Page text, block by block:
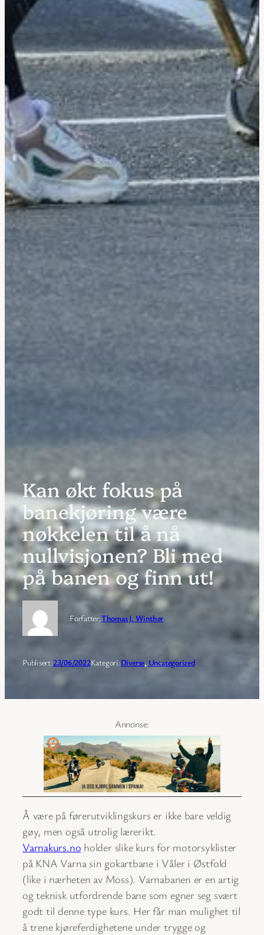
Kan økt fokus på
banekjøring være
nøkkelen til å nå
nullvisjonen? Bli med
på banen og finn ut!
Forfatter:Thomas J. Winther
Publisert:23/06/2022Kategori:Diverse, Uncategorized
Å være på førerutviklingskurs er ikke bare veldig
gøy, men også utrolig lærerikt.
Varnakurs.no holder slike kurs for motorsyklister
på KNA Varna sin gokartbane i Våler i Østfold
(like i nærheten av Moss). Varnabanen er en artig
og teknisk utfordrende bane som egner seg svært
godt til denne type kurs. Her får man mulighet til
å trene kjøreferdighetene under trygge og